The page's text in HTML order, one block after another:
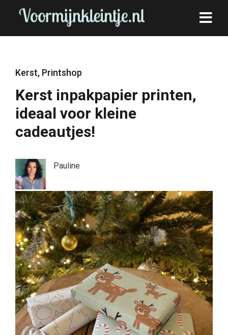
Kerst, Printshop
Kerst inpakpapier printen,
ideaal voor kleine
cadeautjes!
Pauline